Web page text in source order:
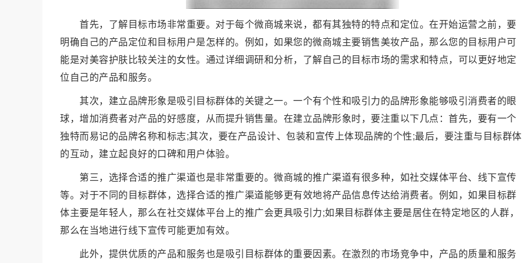
首先，了解目标市场非常重要。对于每个微商城来说，都有其独特的特点和定位。在开始运营之前，要
明确自己的产品定位和目标用户是怎样的。例如，如果您的微商城主要销售美妆产品，那么您的目标用户可
能是对美容护肤比较关注的女性。通过详细调研和分析，了解自己的目标市场的需求和特点，可以更好地定
位自己的产品和服务。
其次，建立品牌形象是吸引目标群体的关键之一。一个有个性和吸引力的品牌形象能够吸引消费者的眼
球，增加消费者对产品的好感度，从而提升销售量。在建立品牌形象时，要注重以下几点：首先，要有一个
独特而易记的品牌名称和标志;其次，要在产品设计、包装和宣传上体现品牌的个性;最后，要注重与目标群体
的互动，建立起良好的口碑和用户体验。
第三，选择合适的推广渠道也是非常重要的。微商城的推广渠道有很多种，如社交媒体平台、线下宣传
等。对于不同的目标群体，选择合适的推广渠道能够更有效地将产品信息传达给消费者。例如，如果目标群
体主要是年轻人，那么在社交媒体平台上的推广会更具吸引力;如果目标群体主要是居住在特定地区的人群，
那么在当地进行线下宣传可能更加有效。
此外，提供优质的产品和服务也是吸引目标群体的重要因素。在激烈的市场竞争中，产品的质量和服务